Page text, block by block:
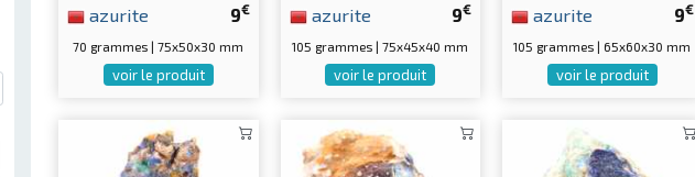
9€
azurite
70 grammes | 75x50x30 mm
voir le produit
9€
azurite
105 grammes | 75x45x40 mm
voir le produit
9€
azurite
105 grammes | 65x60x30 mm
voir le produit